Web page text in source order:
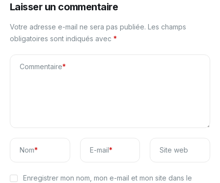
Laisser un commentaire
Votre adresse e-mail ne sera pas publiée. Les champs
obligatoires sont indiqués avec *
Commentaire*
Nom* E-mail* Site web
Enregistrer mon nom, mon e-mail et mon site dans le